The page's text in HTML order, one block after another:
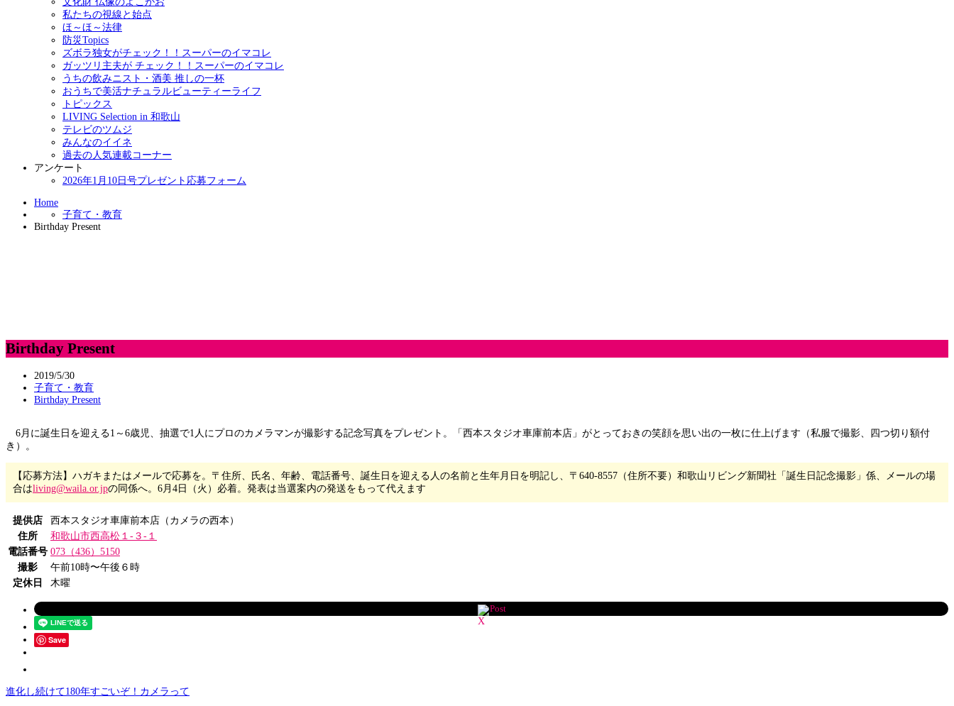
私たちの視線と始点
ほ～ほ～法律
防災Topics
ズボラ独女がチェック！！スーパーのイマコレ
ガッツリ主夫が チェック！！スーパーのイマコレ
うちの飲みニスト・酒美 推しの一杯
おうちで美活ナチュラルビューティーライフ
トピックス
LIVING Selection in 和歌山
テレビのツムジ
みんなのイイネ
過去の人気連載コーナー
アンケート
2026年1月10日号プレゼント応募フォーム
Home
子育て・教育
Birthday Present
Birthday Present
2019/5/30
子育て・教育
Birthday Present
6月に誕生日を迎える1～6歳児、抽選で1人にプロのカメラマンが撮影する記念写真をプレゼント。「西本スタジオ車庫前本店」がとっておきの笑顔を思い出の一枚に仕上げます（私服で撮影、四つ切り額付
き）。
【応募方法】ハガキまたはメールで応募を。〒住所、氏名、年齢、電話番号、誕生日を迎える人の名前と生年月日を明記し、〒640-8557（住所不要）和歌山リビング新聞社「誕生日記念撮影」係、メールの場
合はliving@waila.or.jpの同係へ。6月4日（火）必着。発表は当選案内の発送をもって代えます
提供店
西本スタジオ車庫前本店（カメラの西本）
住所
和歌山市西高松１-３-１
電話番号 073（436）5150
撮影
午前10時〜午後６時
定休日
木曜
Post
Save
進化し続けて180年すごいぞ！カメラって